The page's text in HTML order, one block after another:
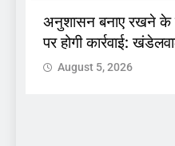
अनुशासन बनाए रखने के
पर होगी कार्रवाई:
August 5, 2026